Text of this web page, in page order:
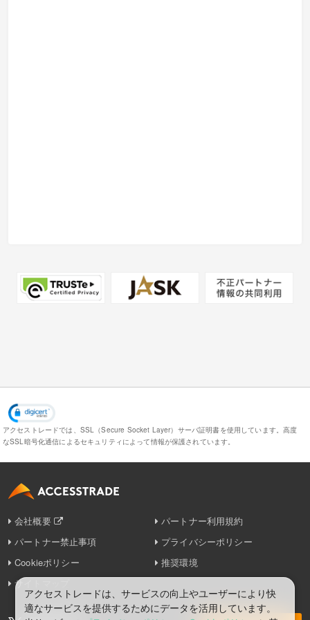
アクセストレードでは、SSL（Secure Socket Layer）サーバ証明書を使用しています。高度
なSSL暗号化通信によるセキュリティによって情報が保護されています。
会社概要
パートナー利用規約
パートナー禁止事項
プライバシーポリシー
Cookieポリシー
推奨環境
サイトマップ
アクセストレードは、サービスの向上やユーザーにより快
適なサービスを提供するためにデータを活用しています。